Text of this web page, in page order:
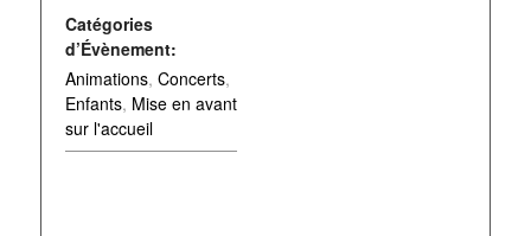
Catégories
d’Évènement:
Animations, Concerts,
Enfants, Mise en avant
sur l'accueil